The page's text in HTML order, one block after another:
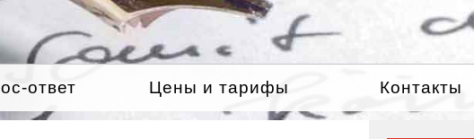
ответ Цены и тарифы Контакты